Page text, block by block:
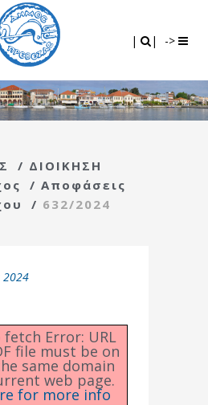
| | ->
/ ΔΙΟΙΚΗΣΗ
/ Αποφάσεις
/ 632/2024
2024
fetch Error: URL
file must be on
same domain
web page.
for more info